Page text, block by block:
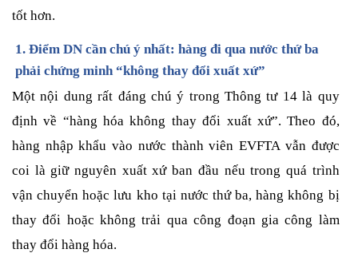
tốt hơn.
1. Điểm DN cần chú ý nhất: hàng đi qua nước thứ ba
phải chứng minh “không thay đổi xuất xứ”
Một nội dung rất đáng chú ý trong Thông tư 14 là quy
định về “hàng hóa không thay đổi xuất xứ”. Theo đó,
hàng nhập khẩu vào nước thành viên EVFTA vẫn được
coi là giữ nguyên xuất xứ ban đầu nếu trong quá trình
vận chuyển hoặc lưu kho tại nước thứ ba, hàng không bị
thay đổi hoặc không trải qua công đoạn gia công làm
thay đổi hàng hóa.